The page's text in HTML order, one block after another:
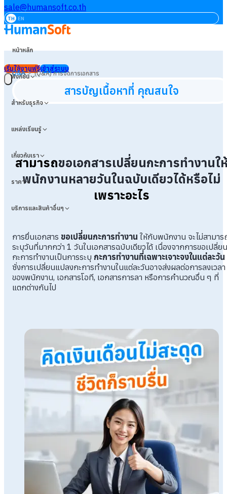
sale@humansoft.co.th
TH EN
หน้าหลัก
ฟังก์ชัน
สำหรับธุรกิจ
แหล่งเรียนรู้
เกี่ยวกับเรา
ราคา
บริการและสินค้าอื่นๆ
เริ่มใช้งานฟรีเข้าสู่ระบบ
Q&A>(Q&A) การจัดการเอกสาร
สารบัญเนื้อหาที่ คุณสนใจ
สามารถขอเอกสารเปลี่ยนกะการทำงานใ
พนักงานหลายวันในฉบับเดียวได้หรือไม่
เพราะอะไร
การยื่นเอกสาร ขอเปลี่ยนกะการทำงาน ให้กับพนักงาน จะไม่สามาร
ระบุวันที่มากกว่า 1 วันในเอกสารฉบับเดียวได้ เนื่องจากการขอเปลี่ยน
กะการทำงานเป็นการระบุ กะการทำงานที่เฉพาะเจาะจงในแต่ละวัน
ซั่งการเปลี่ยนแปลงกะการทำงานในแต่ละวันอาจส่งผลต่อการลงเวลา
ของพนักงาน, เอกสารโอที, เอกสารการลา หรือการคำนวณอื่น ๆ ที่
แตกต่างกันไป